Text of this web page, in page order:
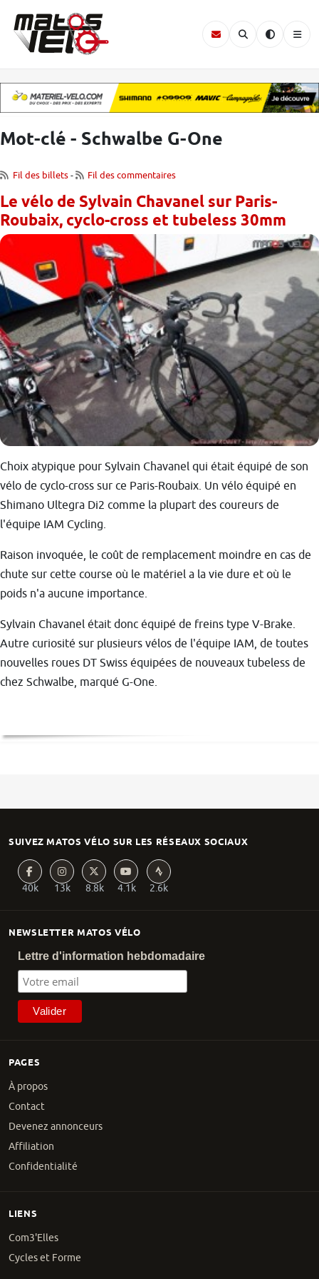
Mot-clé - Schwalbe G-One
Fil des billets- Fil des commentaires
Le vélo de Sylvain Chavanel sur Paris-
Roubaix, cyclo-cross et tubeless 30mm
Choix atypique pour Sylvain Chavanel qui était équipé de son
vélo de cyclo-cross sur ce Paris-Roubaix. Un vélo équipé en
Shimano Ultegra Di2 comme la plupart des coureurs de
l'équipe IAM Cycling.
Raison invoquée, le coût de remplacement moindre en cas de
chute sur cette course où le matériel a la vie dure et où le
poids n'a aucune importance.
Sylvain Chavanel était donc équipé de freins type V-Brake.
Autre curiosité sur plusieurs vélos de l'équipe IAM, de toutes
nouvelles roues DT Swiss équipées de nouveaux tubeless de
chez Schwalbe, marqué G-One.
PAGES
À propos
Contact
Devenez annonceurs
Affiliation
Confidentialité
NEWSLETTER MATOS VÉLO
Lettre d'information hebdomadaire
SUIVEZ MATOS VÉLO SUR LES RÉSEAUX SOCIAUX
40k 13k 8.8k 4.1k 2.6k
LIENS
Com3'Elles
Cycles et Forme